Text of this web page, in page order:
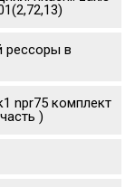
рессоры в
npr75 комплект
)